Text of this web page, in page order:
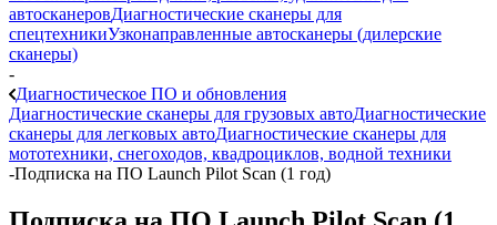
автосканеровДиагностические сканеры для
спецтехникиУзконаправленные автосканеры (дилерские
сканеры)
-
Диагностическое ПО и обновления
Диагностические сканеры для грузовых автоДиагностические
сканеры для легковых автоДиагностические сканеры для
мототехники, снегоходов, квадроциклов, водной техники
-Подписка на ПО Launch Pilot Scan (1 год)